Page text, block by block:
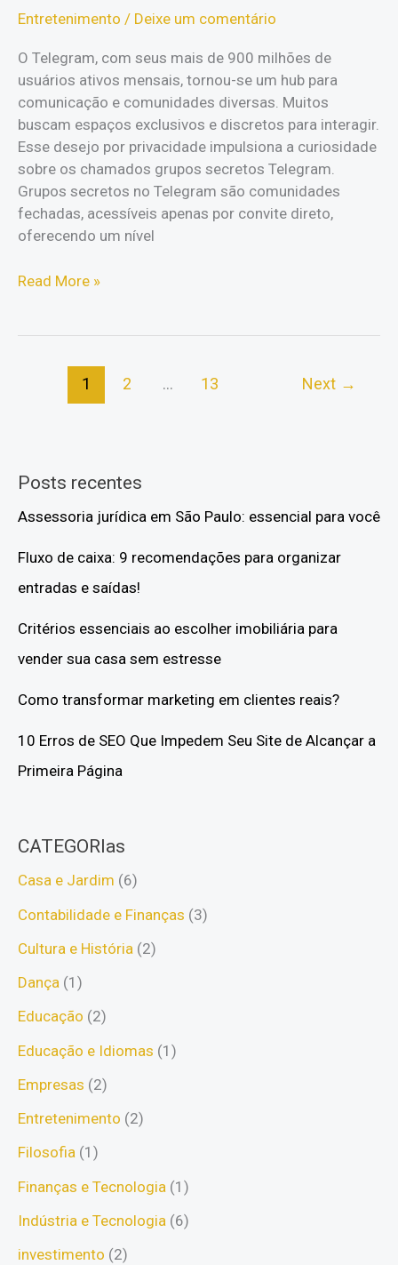
Entretenimento / Deixe um comentário
O Telegram, com seus mais de 900 milhões de
usuários ativos mensais, tornou-se um hub para
comunicação e comunidades diversas. Muitos
buscam espaços exclusivos e discretos para interagir.
Esse desejo por privacidade impulsiona a curiosidade
sobre os chamados grupos secretos Telegram.
Grupos secretos no Telegram são comunidades
fechadas, acessíveis apenas por convite direto,
oferecendo um nível
Grupos
Exclusivo
Read More »
1 2 … 13 Next →
Posts recentes
Assessoria jurídica em São Paulo: essencial para você
Fluxo de caixa: 9 recomendações para organizar
entradas e saídas!
Critérios essenciais ao escolher imobiliária para
vender sua casa sem estresse
Como transformar marketing em clientes reais?
10 Erros de SEO Que Impedem Seu Site de Alcançar a
Primeira Página
CATEGORIas
Casa e Jardim (6)
Contabilidade e Finanças (3)
Cultura e História (2)
Dança (1)
Educação (2)
Educação e Idiomas (1)
Empresas (2)
Entretenimento (2)
Filosofia (1)
Finanças e Tecnologia (1)
Indústria e Tecnologia (6)
investimento (2)